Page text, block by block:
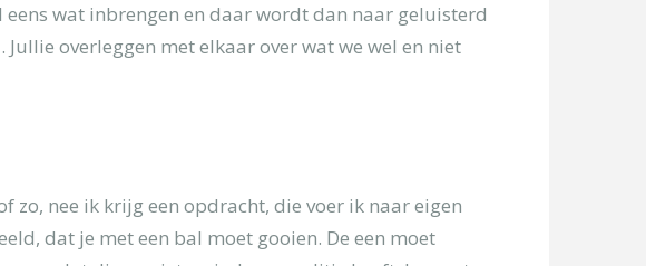
wat inbrengen en daar wordt dan naar geluisterd
overleggen met elkaar over wat we wel en niet
zo, nee ik krijg een opdracht, die voer ik naar eigen
dat je met een bal moet gooien. De een moet